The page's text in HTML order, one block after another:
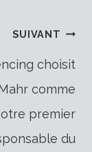
SUIVANT
choisit
comme
premier
du